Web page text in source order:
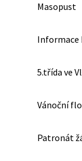
Masopust
Informace
5.třída ve
Vánoční
Patronát